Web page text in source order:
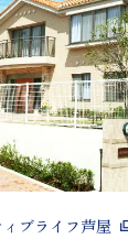
ィブライフ芦屋